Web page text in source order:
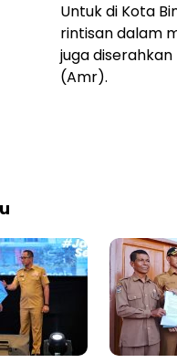
Untuk di Kota
rintisan dalam
juga
(Amr).